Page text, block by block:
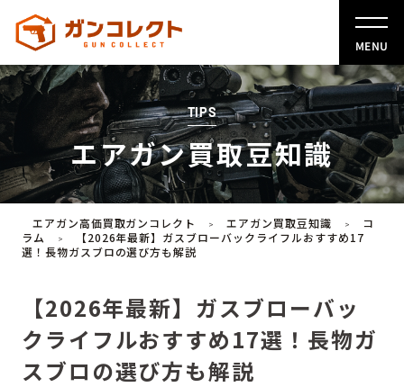
MENU
TIPS
エアガン買取豆知識
エアガン高価買取ガンコレクト > エアガン買取豆知識 >
コ
ラム
>
【2026年最新】ガスブローバックライフルおすすめ17
選！長物ガスブロの選び方も解説
【2026年最新】ガスブローバッ
クライフルおすすめ17選！長物ガ
スブロの選び方も解説